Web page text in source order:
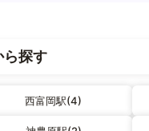
ら探す
西富岡駅(4)